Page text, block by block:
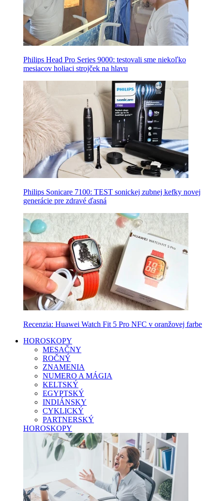
Philips Head Pro Series 9000: testovali sme niekoľko
mesiacov holiaci strojček na hlavu
Philips Sonicare 7100: TEST sonickej zubnej kefky novej
generácie pre zdravé ďasná
Recenzia: Huawei Watch Fit 5 Pro NFC v oranžovej farbe
HOROSKOPY
MESAČNY
ROČNÝ
ZNAMENIA
NUMERO A MÁGIA
KELTSKÝ
EGYPTSKÝ
INDIÁNSKY
CYKLICKÝ
PARTNERSKÝ
HOROSKOPY